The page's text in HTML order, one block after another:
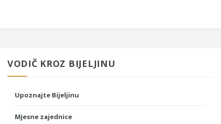
VODIČ KROZ BIJELJINU
Upoznajte Bijeljinu
Mjesne zajednice